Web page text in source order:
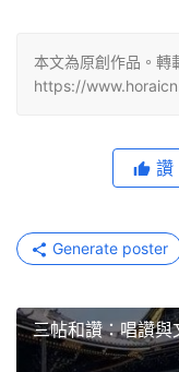
本文為原創作品。轉
https://
讚
Generate poster
三帖和讚：唱讚與